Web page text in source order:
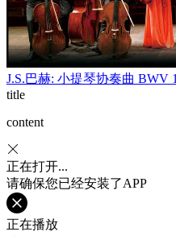
J.S.巴赫: 小提琴协奏曲 BWV
title
content
正在打开...
请确保您已经安装了APP
正在播放